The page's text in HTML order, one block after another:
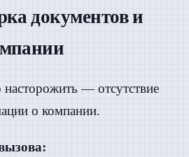
документов и
— отсутствие
о компании.